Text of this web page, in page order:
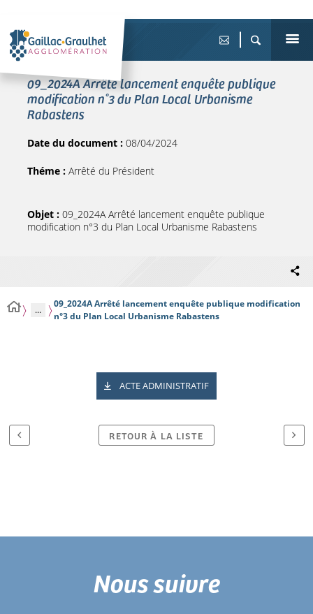
09_2024A Arrêté lancement enquête publique
modification n°3 du Plan Local Urbanisme
Rabastens
Date du document : 08/04/2024
Théme : Arrêté du Président
Objet : 09_2024A Arrêté lancement enquête publique
modification n°3 du Plan Local Urbanisme Rabastens
...
09_2024A Arrêté lancement enquête publique modification
n°3 du Plan Local Urbanisme Rabastens
ACTE ADMINISTRATIF
RETOUR À LA LISTE
Nous suivre